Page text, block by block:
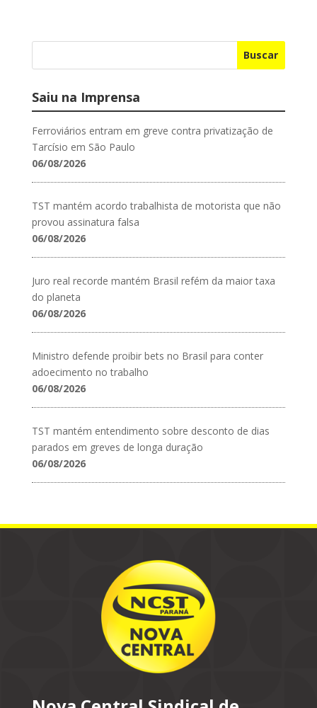
Buscar
Saiu na Imprensa
Ferroviários entram em greve contra privatização de
Tarcísio em São Paulo
06/08/2026
TST mantém acordo trabalhista de motorista que não
provou assinatura falsa
06/08/2026
Juro real recorde mantém Brasil refém da maior taxa
do planeta
06/08/2026
Ministro defende proibir bets no Brasil para conter
adoecimento no trabalho
06/08/2026
TST mantém entendimento sobre desconto de dias
parados em greves de longa duração
06/08/2026